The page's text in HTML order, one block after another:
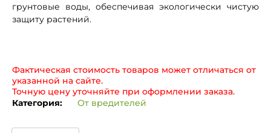
грунтовые воды, обеспечивая экологически чистую
защиту растений.
Фактическая стоимость товаров может отличаться от
указанной на сайте.
Точную цену уточняйте при оформлении заказа.
Категория:
От вредителей